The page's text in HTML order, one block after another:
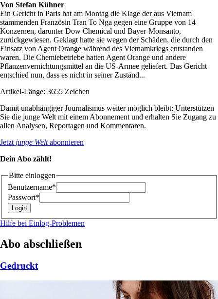
Von Stefan Kühner
Ein Gericht in Paris hat am Montag die Klage der aus Vietnam
stammenden Französin Tran To Nga gegen eine Gruppe von 14
Konzernen, darunter Dow Chemical und Bayer-Monsanto,
zurückgewiesen. Geklagt hatte sie wegen der Schäden, die durch den
Einsatz von Agent Orange während des Vietnamkriegs entstanden
waren. Die Chemiebetriebe hatten Agent Orange und andere
Pflanzenvernichtungsmittel an die US-Armee geliefert. Das Gericht
entschied nun, dass es nicht in seiner Zuständ...
Artikel-Länge: 3655 Zeichen
Damit unabhängiger Journalismus weiter möglich bleibt: Unterstützen
Sie die junge Welt mit einem Abonnement und erhalten Sie Zugang zu
allen Analysen, Reportagen und Kommentaren.
Jetzt junge Weltabonnieren
Dein Abo zählt!
Bitte einloggen
Benutzername*
Passwort*
Hilfe bei Einlog-Problemen
Abo abschließen
Gedruckt